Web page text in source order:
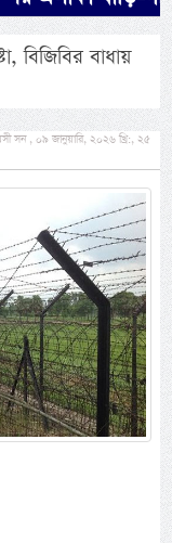
বিজিবির বাধায়
সন , ০৯ জানুয়ারি, ২০২৬ খ্রি:, ২৫